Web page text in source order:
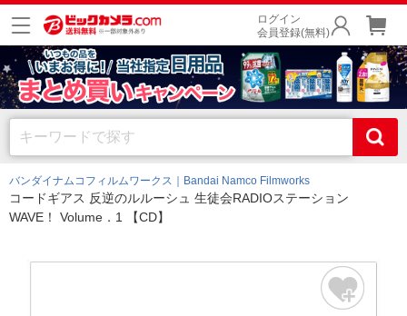
ログイン
会員登録(無料)
バンダイナムコフィルムワークス｜Bandai Namco Filmworks
コードギアス 反逆のルルーシュ 生徒会RADIOステーション
WAVE！ Volume．1 【CD】